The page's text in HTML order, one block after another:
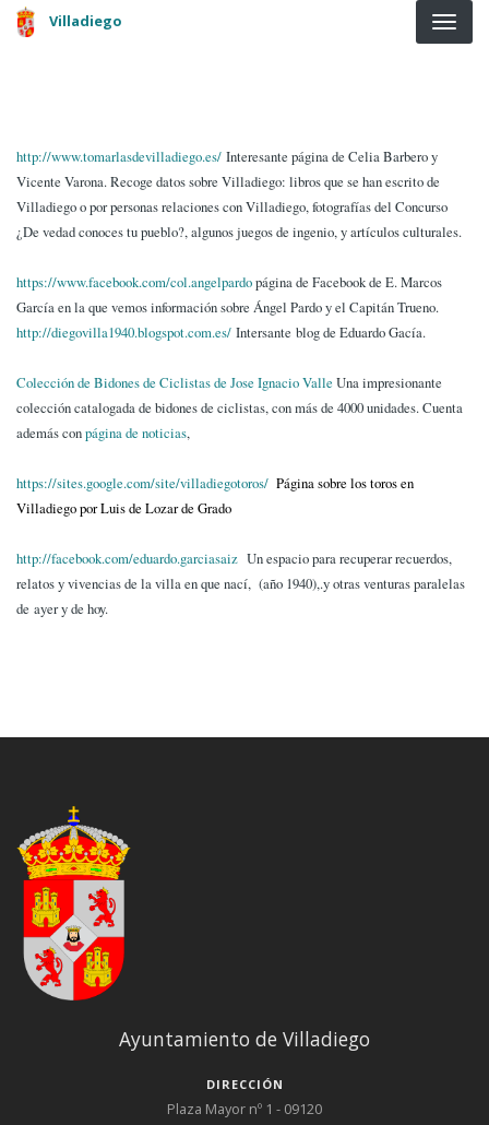
Pasar al contenido principal
Villadiego
http://www.tomarlasdevilladiego.es/ Interesante página de Celia Barbero y
Vicente Varona. Recoge datos sobre Villadiego: libros que se han escrito de
Villadiego o por personas relaciones con Villadiego, fotografías del Concurso
¿De vedad conoces tu pueblo?, algunos juegos de ingenio, y artículos culturales.
https://www.facebook.com/col.angelpardopágina de Facebook de E. Marcos
García en la que vemos información sobre Ángel Pardo y el Capitán Trueno.
http://diegovilla1940.blogspot.com.es/ Intersante blog de Eduardo Gacía.
Colección de Bidones de Ciclistas de Jose Ignacio Valle Una impresionante
colección catalogada de bidones de ciclistas, con más de 4000 unidades. Cuenta
además conpágina de noticias,
https://sites.google.com/site/villadiegotoros/ Página sobre los toros en
Villadiego por Luis de Lozar de Grado
http://facebook.com/eduardo.garciasaiz Un espacio para recuperar recuerdos,
relatos y vivencias de la villa en que nací, (año 1940),.y otras venturas paralelas
de ayer y de hoy.
Ayuntamiento de Villadiego
DIRECCIÓN
Plaza Mayor nº 1 - 09120